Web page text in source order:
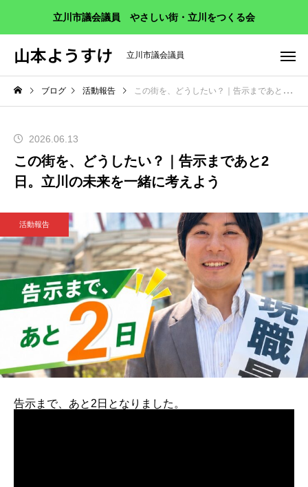
立川市議会議員 やさしい街・立川をつくる会
山本ようすけ 立川市議会議員
ブログ 活動報告 この街を、どうしたい？｜告示まであと2日。立川の未来を一緒に考えよう
2026.06.13
この街を、どうしたい？｜告示まであと2
日。立川の未来を一緒に考えよう
活動報告
告示まで、あと2日となりました。